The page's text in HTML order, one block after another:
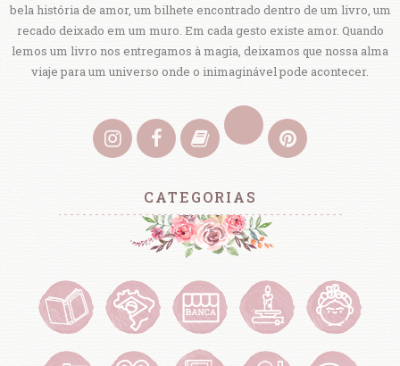
bela história de amor, um bilhete encontrado dentro de um livro, um
recado deixado em um muro. Em cada gesto existe amor. Quando
lemos um livro nos entregamos à magia, deixamos que nossa alma
viaje para um universo onde o inimaginável pode acontecer.
CATEGORIAS